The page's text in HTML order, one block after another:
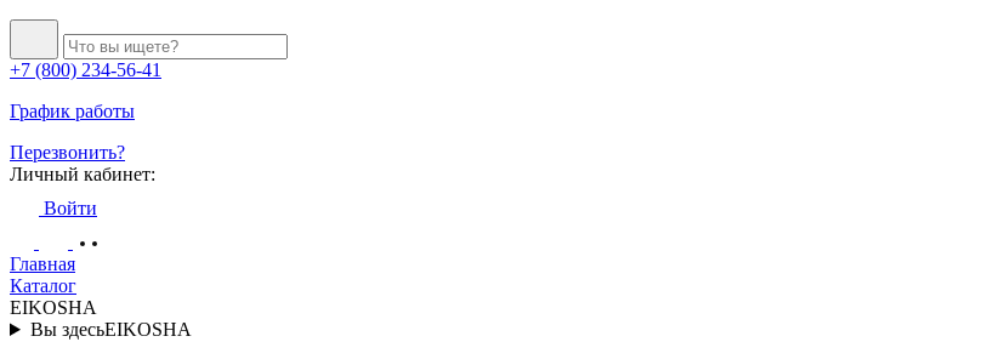
+7 (800) 234-56-41
График работы
Перезвонить?
Личный кабинет:
Войти
Главная
Каталог
EIKOSHA
Вы здесьEIKOSHA